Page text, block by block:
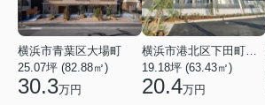
横浜市青葉区大場町
25.07坪 (82.88㎡)
30.3万円
19.18坪 (63.43㎡)
20.4万円